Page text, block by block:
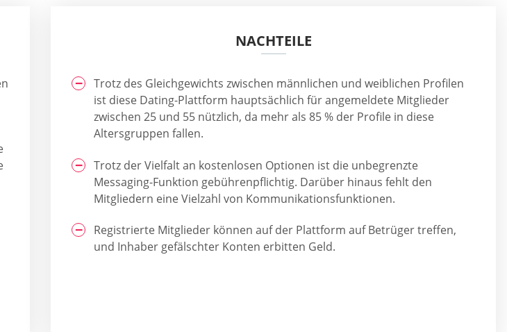
NACHTEILE
Trotz des Gleichgewichts zwischen männlichen und weiblichen Profilen
ist diese Dating-Plattform hauptsächlich für angemeldete Mitglieder
zwischen 25 und 55 nützlich, da mehr als 85 % der Profile in diese
Altersgruppen fallen.
Trotz der Vielfalt an kostenlosen Optionen ist die unbegrenzte
Messaging-Funktion gebührenpflichtig. Darüber hinaus fehlt den
Mitgliedern eine Vielzahl von Kommunikationsfunktionen.
Registrierte Mitglieder können auf der Plattform auf Betrüger treffen,
und Inhaber gefälschter Konten erbitten Geld.